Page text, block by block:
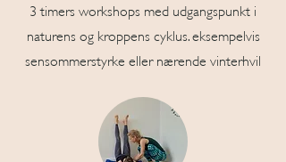
3 timers workshops med udgangspunkt i
naturens og kroppens cyklus. eksempelvis
sensommerstyrke eller nærende vinterhvil